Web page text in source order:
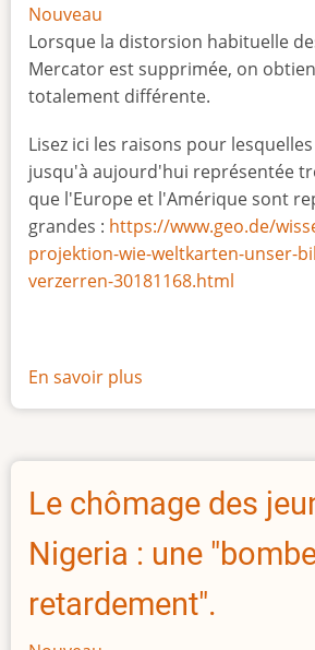
Nouveau
Lorsque la distorsion habituelle
Mercator est supprimée, on
totalement différente.
Lisez ici les raisons pour
jusqu'à aujourd'hui représentée
que l'Europe et l'Amérique sont
grandes : https://www.geo.de/
projektion-wie-weltkarten-unser-
verzerren-30181168.html
En savoir plus
La
taille
l'Afrique
Le chômage des
Nigeria : une
retardement".